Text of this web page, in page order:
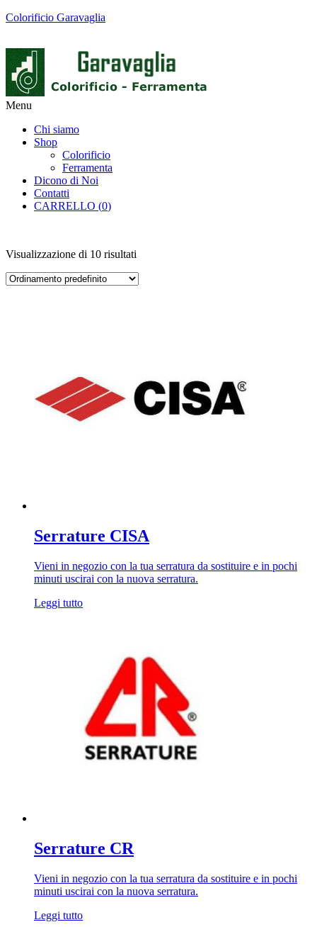
Colorificio Garavaglia
Menu
Chi siamo
Shop
Colorificio
Ferramenta
Dicono di Noi
Contatti
CARRELLO (0)
Visualizzazione di 10 risultati
Serrature CISA
Vieni in negozio con la tua serratura da sostituire e in pochi
minuti uscirai con la nuova serratura.
Leggi tutto
Serrature CR
Vieni in negozio con la tua serratura da sostituire e in pochi
minuti uscirai con la nuova serratura.
Leggi tutto